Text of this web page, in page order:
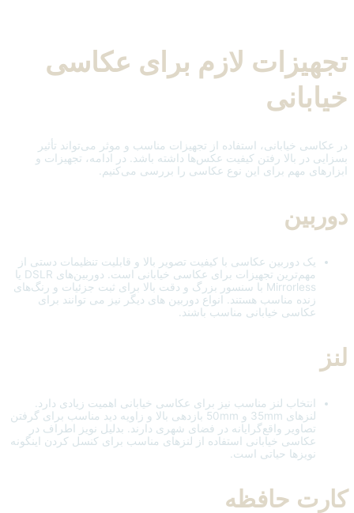
تجهیزات لازم برای عکاسی
خیابانی
در عکاسی خیابانی، استفاده از تجهیزات مناسب و موثر می‌تواند تأثیر
بسزایی در بالا رفتن کیفیت عکس‌ها داشته باشد. در ادامه، تجهیزات و
ابزارهای مهم برای این نوع عکاسی را بررسی می‌کنیم.
دوربین
یک دوربین عکاسی با کیفیت تصویر بالا و قابلیت تنظیمات دستی از
مهم‌ترین تجهیزات برای عکاسی خیابانی است. دوربین‌های DSLR یا
Mirrorless با سنسور بزرگ و دقت بالا برای ثبت جزئیات و رنگ‌های
زنده مناسب هستند. انواع دوربین های دیگر نیز می توانند برای
عکاسی خیابانی مناسب باشند.
لنز
انتخاب لنز مناسب نیز برای عکاسی خیابانی اهمیت زیادی دارد.
لنز‌های 35mm و 50mm بازدهی بالا و زاویه دید مناسب برای گرفتن
تصاویر واقع‌گرایانه در فضای شهری دارند. بدلیل نویز اطراف در
عکاسی خیابانی استفاده از لنزهای مناسب برای کنسل کردن اینگونه
نویزها حیاتی است.
کارت حافظه